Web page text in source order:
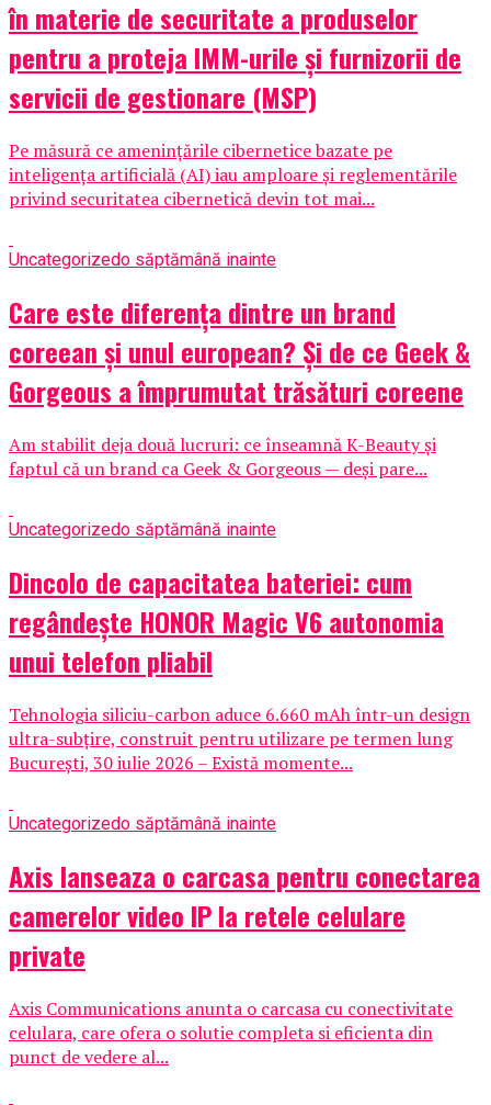
în materie de securitate a produselor
pentru a proteja IMM-urile și furnizorii de
servicii de gestionare (MSP)
Pe măsură ce amenințările cibernetice bazate pe
inteligența artificială (AI) iau amploare și reglementările
privind securitatea cibernetică devin tot mai...
Uncategorizedo săptămână inainte
Care este diferența dintre un brand
coreean și unul european? Și de ce Geek &
Gorgeous a împrumutat trăsături coreene
Am stabilit deja două lucruri: ce înseamnă K-Beauty și
faptul că un brand ca Geek & Gorgeous — deși pare...
Uncategorizedo săptămână inainte
Dincolo de capacitatea bateriei: cum
regândește HONOR Magic V6 autonomia
unui telefon pliabil
Tehnologia siliciu-carbon aduce 6.660 mAh într-un design
ultra-subțire, construit pentru utilizare pe termen lung
București, 30 iulie 2026 – Există momente...
Uncategorizedo săptămână inainte
Axis lanseaza o carcasa pentru conectarea
camerelor video IP la retele celulare
private
Axis Communications anunta o carcasa cu conectivitate
celulara, care ofera o solutie completa si eficienta din
punct de vedere al...